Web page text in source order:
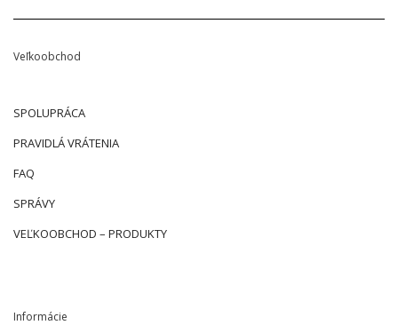
Veľkoobchod
SPOLUPRÁCA
PRAVIDLÁ VRÁTENIA
FAQ
SPRÁVY
VEĽKOOBCHOD – PRODUKTY
Informácie